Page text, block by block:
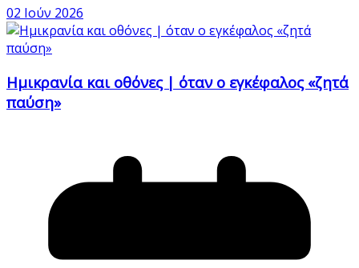
02 Ιούν 2026
Ημικρανία και οθόνες | όταν ο εγκέφαλος «ζητά
παύση»